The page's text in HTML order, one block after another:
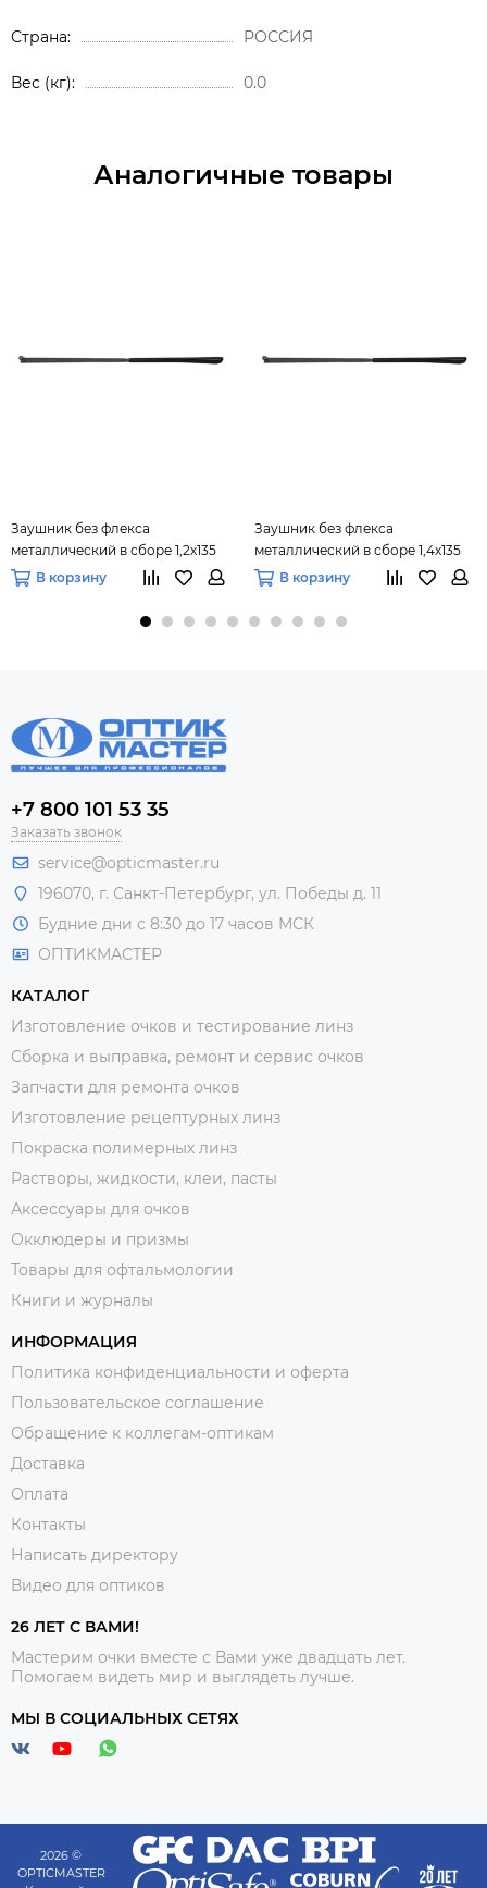
Страна РОССИЯ
Вес (кг) 0.0
Аналогичные товары
Заушник без флекса
металлический в сборе 1,2х135
мм (черный), 20 пар
В корзину
Заушник без флекса
металлический в сборе 1,4х135
мм (черный), 20 пар
В корзину
+7 800 101 53 35
Заказать звонок
service@opticmaster.ru
196070, г. Санкт-Петербург, ул. Победы д. 11
Будние дни с 8:30 до 17 часов МСК
ОПТИКМАСТЕР
КАТАЛОГ
Изготовление очков и тестирование линз
Сборка и выправка, ремонт и сервис очков
Запчасти для ремонта очков
Изготовление рецептурных линз
Покраска полимерных линз
Растворы, жидкости, клеи, пасты
Аксессуары для очков
Окклюдеры и призмы
Товары для офтальмологии
Книги и журналы
ИНФОРМАЦИЯ
Политика конфиденциальности и оферта
Пользовательское соглашение
Обращение к коллегам-оптикам
Доставка
Оплата
Контакты
Написать директору
Видео для оптиков
26 ЛЕТ С ВАМИ!
Мастерим очки вместе с Вами уже двадцать лет.
Помогаем видеть мир и выглядеть лучше.
МЫ В СОЦИАЛЬНЫХ СЕТЯХ
2026 ©
OPTICMASTER